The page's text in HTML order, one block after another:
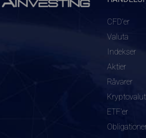
CFD'er
Valuta
Indekser
Aktier
Råvarer
ETF'er